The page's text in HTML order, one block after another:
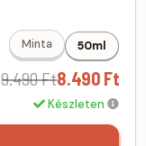
Minta 50ml
9.490 Ft8.490 Ft
Készleten